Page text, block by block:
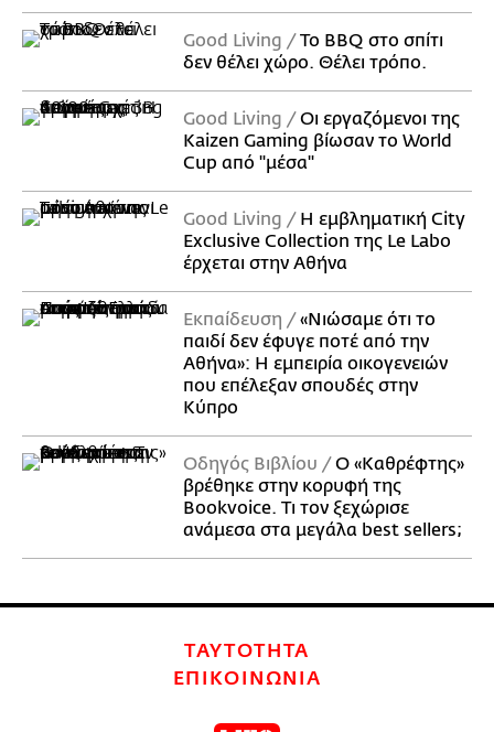
Good Living
Το BBQ στο σπίτι
δεν θέλει χώρο. Θέλει τρόπο.
Good Living
Οι εργαζόμενοι της
Kaizen Gaming βίωσαν το World
Cup από "μέσα"
Good Living
Η εμβληματική City
Exclusive Collection της Le Labo
έρχεται στην Αθήνα
Εκπαίδευση
«Νιώσαμε ότι το
παιδί δεν έφυγε ποτέ από την
Αθήνα»: Η εμπειρία οικογενειών
που επέλεξαν σπουδές στην
Κύπρο
Οδηγός Βιβλίου
Ο «Καθρέφτης»
βρέθηκε στην κορυφή της
Bookvoice. Τι τον ξεχώρισε
ανάμεσα στα μεγάλα best sellers;
ΤΑΥΤΟΤΗΤΑ
ΕΠΙΚΟΙΝΩΝΙΑ